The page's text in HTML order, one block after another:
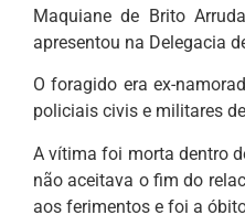
Maquiane de Brito
apresentou na Delegacia
O foragido era ex-
policiais civis e militares
A vítima foi morta dentro
não aceitava o fim do
aos ferimentos e foi a